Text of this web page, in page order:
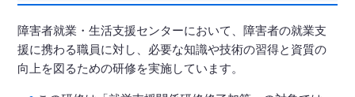
障害者就業・生活支援センターにおいて、障害者の就業支
援に携わる職員に対し、必要な知識や技術の習得と資質の
向上を図るための研修を実施しています。